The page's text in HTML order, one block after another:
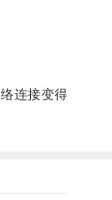
连接变得